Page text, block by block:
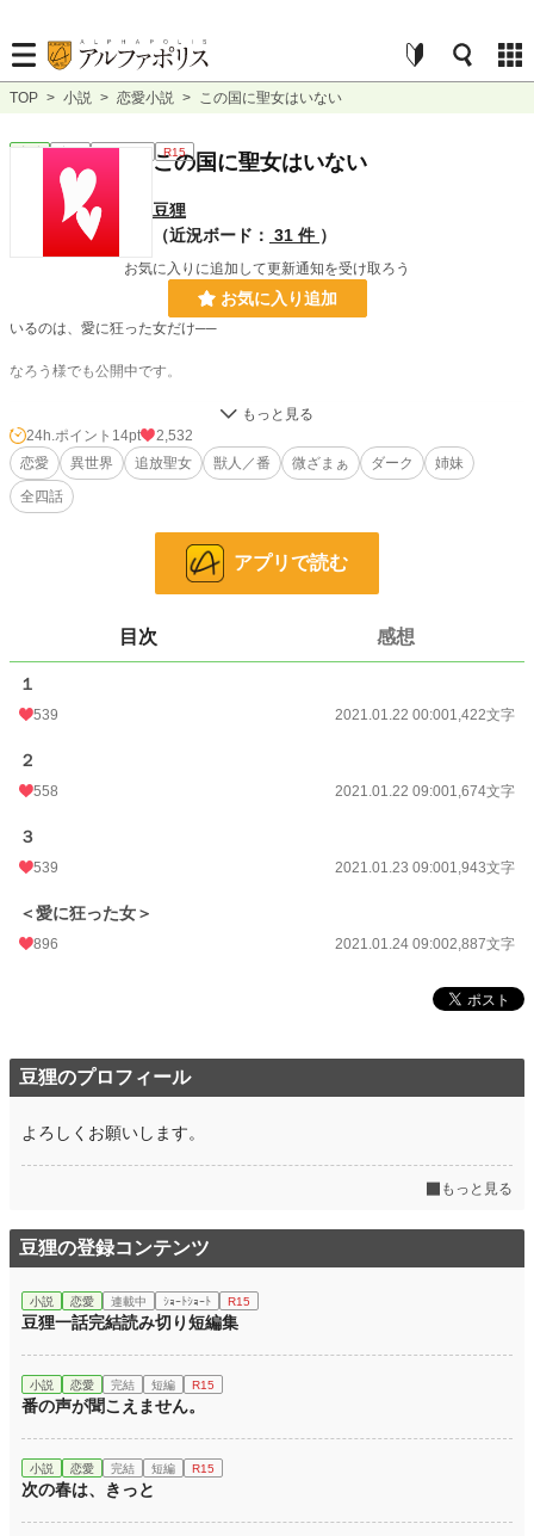
TOP > 小説 > 恋愛小説 > この国に聖女はいない
完結 ｼｮｰﾄｼｮｰﾄ R15
この国に聖女はいない
豆狸
（近況ボード： 31 件 ）
お気に入りに追加して更新通知を受け取ろう
お気に入り追加
いるのは、愛に狂った女だけ──
なろう様でも公開中です。
29,863 位 / 228,779 件
恋愛 12,639 位 / 66,370 件
お気に入り
2021.01.24 09:00
初回公開日時
初回完結日時
週間ポイント
月間ポイント
年間ポイント
24h.ポイント 14pt
2,532
恋愛
異世界 追放聖女 獣人／番 微ざまぁ ダーク
姉妹
全四話
アプリで読む
目次 感想
１
539 2021.01.22 00:001,422文字
２
558 2021.01.22 09:001,674文字
３
539 2021.01.23 09:001,943文字
＜愛に狂った女＞
896 2021.01.24 09:002,887文字
豆狸のプロフィール
よろしくお願いします。
もっと見る
豆狸の登録コンテンツ
小説 恋愛 連載中 ｼｮｰﾄｼｮｰﾄ R15
豆狸一話完結読み切り短編集
小説 恋愛 完結 短編 R15
番の声が聞こえません。
小説 恋愛 完結 短編 R15
次の春は、きっと